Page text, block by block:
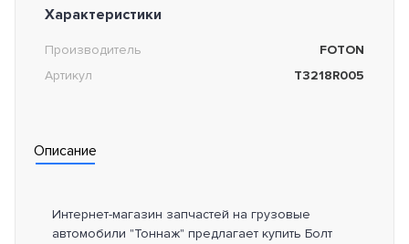
Характеристики
Производитель
FOTON
Артикул
T3218R005
Описание
Интернет-магазин запчастей на грузовые
автомобили "Тоннаж" предлагает купить Болт